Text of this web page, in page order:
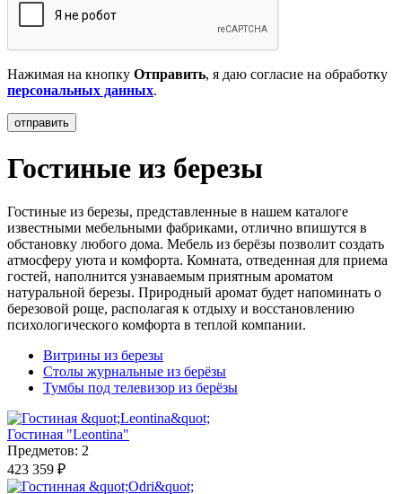
Нажимая на кнопку Отправить, я даю согласие на обработку
персональных данных.
Гостиные из березы
Гостиные из березы, представленные в нашем каталоге
известными мебельными фабриками, отлично впишутся в
обстановку любого дома. Мебель из берёзы позволит создать
атмосферу уюта и комфорта. Комната, отведенная для приема
гостей, наполнится узнаваемым приятным ароматом
натуральной березы. Природный аромат будет напоминать о
березовой роще, располагая к отдыху и восстановлению
психологического комфорта в теплой компании.
Витрины из березы
Столы журнальные из берёзы
Тумбы под телевизор из берёзы
Гостиная "Leontina"
Предметов: 2
423 359 ₽